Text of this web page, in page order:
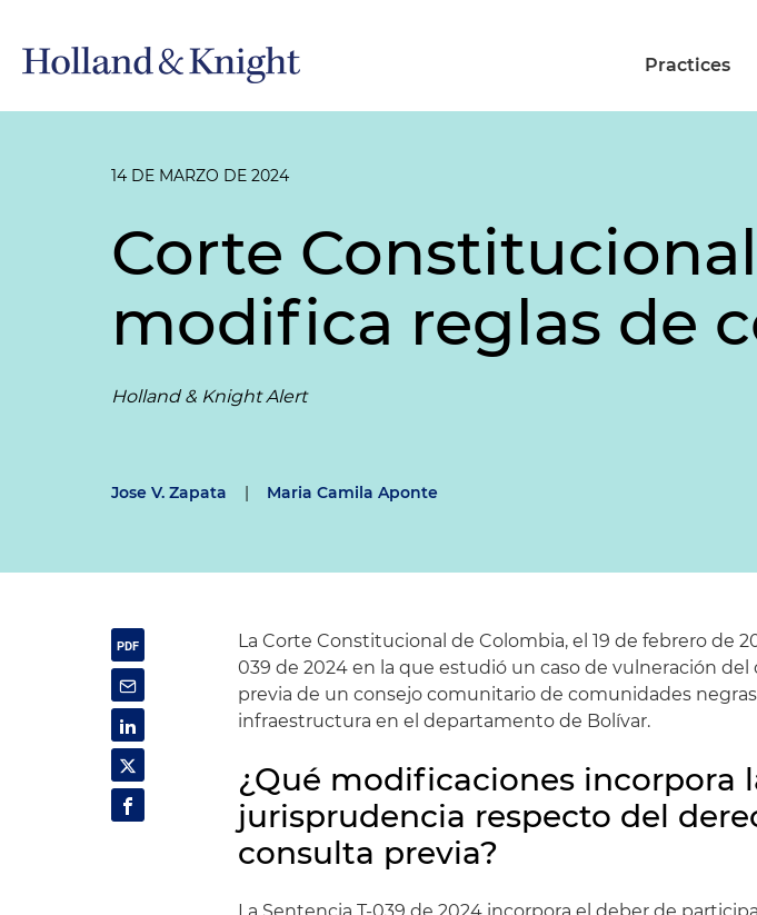
Practices
14 DE MARZO DE 2024
Corte
modifica reglas de
Holland & Knight Alert
Jose V. Zapata | Maria Camila Aponte
La Corte Constitucional de Colombia, el 19 de febrero de
039 de 2024 en la que estudió un caso de vulneración del
previa de un consejo comunitario de comunidades
infraestructura en el departamento de Bolívar.
¿Qué modificaciones incorpora
jurisprudencia respecto del
consulta previa?